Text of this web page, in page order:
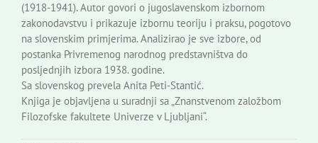
(1918-1941). Autor govori o jugoslavenskom izbornom
zakonodavstvu i prikazuje izbornu teoriju i praksu, pogotovo
na slovenskim primjerima. Analizirao je sve izbore, od
postanka Privremenog narodnog predstavništva do
posljednjih izbora 1938. godine.
Sa slovenskog prevela Anita Peti-Stantić.
Knjiga je objavljena u suradnji sa „Znanstvenom založbom
Filozofske fakultete Univerze v Ljubljani“.